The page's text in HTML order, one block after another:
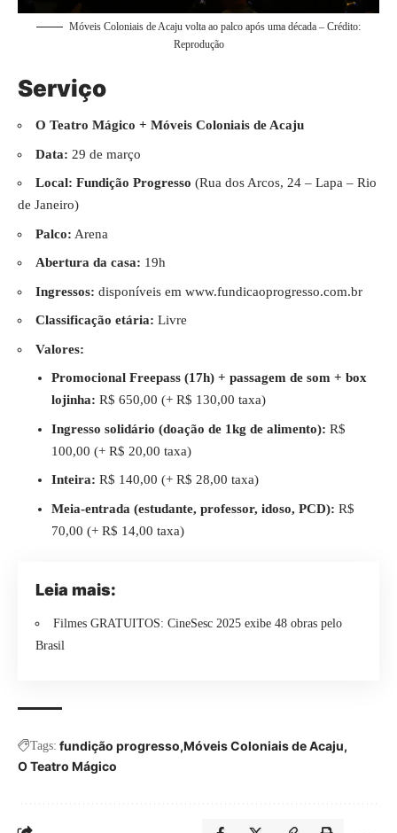
Móveis Coloniais de Acaju volta ao palco após uma década – Crédito:
Reprodução
Serviço
O Teatro Mágico + Móveis Coloniais de Acaju
Data: 29 de março
Local: Fundição Progresso (Rua dos Arcos, 24 – Lapa – Rio
de Janeiro)
Palco: Arena
Abertura da casa: 19h
Ingressos: disponíveis em www.fundicaoprogresso.com.br
Classificação etária: Livre
Valores:
Promocional Freepass (17h) + passagem de som + box
lojinha: R$ 650,00 (+ R$ 130,00 taxa)
Ingresso solidário (doação de 1kg de alimento): R$
100,00 (+ R$ 20,00 taxa)
Inteira: R$ 140,00 (+ R$ 28,00 taxa)
Meia-entrada (estudante, professor, idoso, PCD): R$
70,00 (+ R$ 14,00 taxa)
Leia mais:
Filmes GRATUITOS: CineSesc 2025 exibe 48 obras pelo
Brasil
Tags: fundição progresso Móveis Coloniais de Acaju
O Teatro Mágico